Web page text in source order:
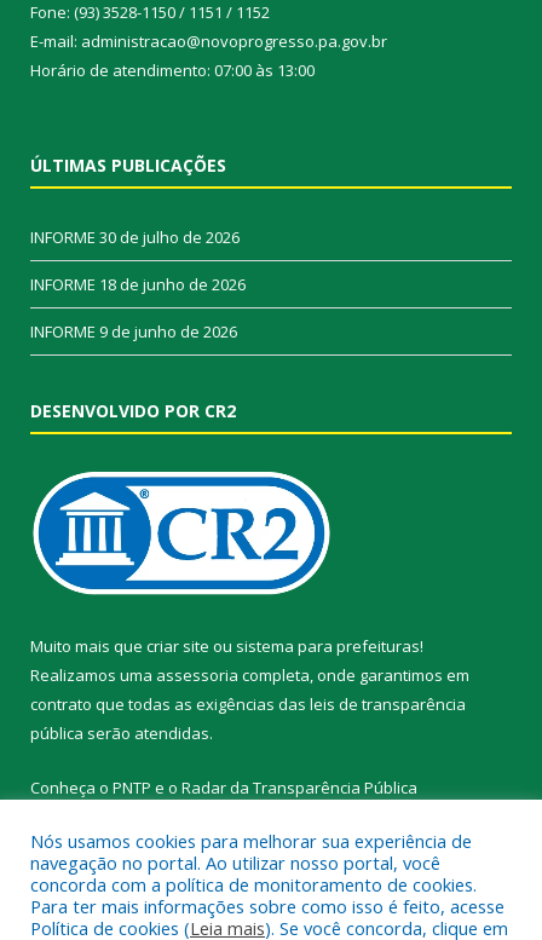
Fone: (93) 3528-1150 / 1151 / 1152
E-mail: administracao@novoprogresso.pa.gov.br
Horário de atendimento: 07:00 às 13:00
ÚLTIMAS PUBLICAÇÕES
INFORME 30 de julho de 2026
INFORME 18 de junho de 2026
INFORME 9 de junho de 2026
DESENVOLVIDO POR CR2
Muito mais que criar site ou sistema para prefeituras!
Realizamos uma assessoria completa, onde garantimos em
contrato que todas as exigências das leis de transparência
pública serão atendidas.
Conheça o PNTP e o Radar da Transparência Pública
Todos os direitos reservados a Prefeitura Municipal de Novo
Nós usamos cookies para melhorar sua experiência de
navegação no portal. Ao utilizar nosso portal, você
concorda com a política de monitoramento de cookies.
Para ter mais informações sobre como isso é feito, acesse
Política de cookies (Leia mais). Se você concorda, clique em